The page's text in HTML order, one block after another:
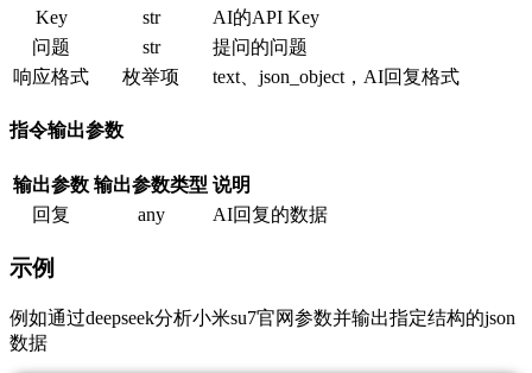
Key
str
AI的API Key
问题
str
提问的问题
响应格式
枚举项 text、json_object，AI回复格式
指令输出参数
输出参数 输出参数类型 说明
回复
any AI回复的数据
示例
例如通过deepseek分析小米su7官网参数并输出指定结构的json
数据